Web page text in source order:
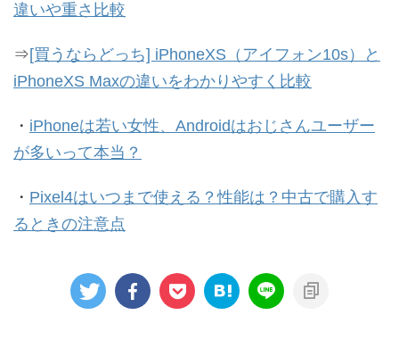
違いや重さ比較
⇒[買うならどっち] iPhoneXS（アイフォン10s）と
iPhoneXS Maxの違いをわかりやすく比較
・ iPhoneは若い女性、Androidはおじさんユーザー
が多いって本当？
・ Pixel4はいつまで使える？性能は？中古で購入す
るときの注意点